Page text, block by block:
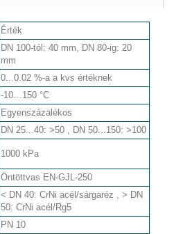
Érték
DN 100-tól: 40 mm, DN 80-ig: 20
mm
0...0.02 %-a a kvs értéknek
-10…150 °C
Egyenszázalékos
DN 25...40: >50 , DN 50...150: >100
1000 kPa
Öntöttvas EN-GJL-250
< DN 40: CrNi acél/sárgaréz , > DN
50: CrNi acél/Rg5
PN 10